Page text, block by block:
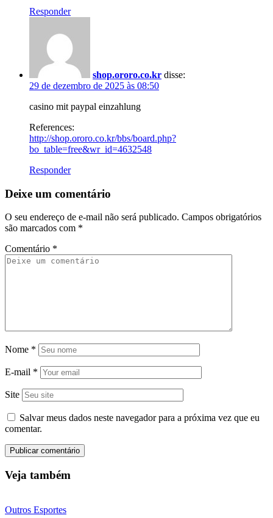
Responder
shop.ororo.co.kr disse:
29 de dezembro de 2025 às 08:50
casino mit paypal einzahlung
References:
http://shop.ororo.co.kr/bbs/board.php?
bo_table=free&wr_id=4632548
Responder
Deixe um comentário
O seu endereço de e-mail não será publicado. Campos obrigatórios
são marcados com *
Comentário *
Nome *
E-mail *
Site
Salvar meus dados neste navegador para a próxima vez que eu
comentar.
Veja também
Outros Esportes